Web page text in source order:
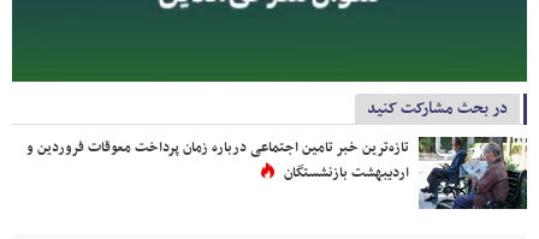
در بحث مشارکت کنید
تازه‌ترین خبر تامین اجتماعی درباره زمان پرداخت معوقات فروردین و
اردیبهشت بازنشستگان